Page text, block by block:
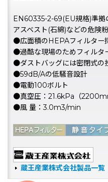
EN60335-2-69(EU規格)準拠
アスベスト(石綿)などの危険
●広面積のHEPAフィルター
●過酷な現場のためフィルタ
●ダストバッグには密閉式の
●59dB/Aの低騒音設計
●電動100ボルト
●真空圧：21.6kPa（
●風 量：3.0m3/min
蔵王産業株式会社製品一覧